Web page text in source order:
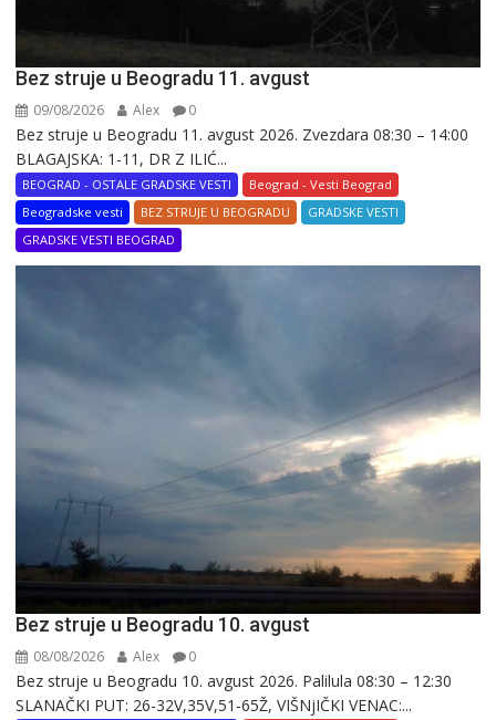
Bez struje u Beogradu 11. avgust
09/08/2026 Alex 0
Bez struje u Beogradu 11. avgust 2026. Zvezdara 08:30 – 14:00
BLAGAJSKA: 1-11, DR Z ILIĆ...
BEOGRAD - OSTALE GRADSKE VESTI
Beograd - Vesti Beograd
Beogradske vesti
BEZ STRUJE U BEOGRADU
GRADSKE VESTI
GRADSKE VESTI BEOGRAD
Bez struje u Beogradu 10. avgust
08/08/2026 Alex 0
Bez struje u Beogradu 10. avgust 2026. Palilula 08:30 – 12:30
SLANAČKI PUT: 26-32V,35V,51-65Ž, VIŠNjIČKI VENAC:...